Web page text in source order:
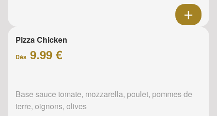
Pizza Chicken
Dès 9.99 €
Base sauce tomate, mozzarella, poulet, pommes de
terre, oignons, olives